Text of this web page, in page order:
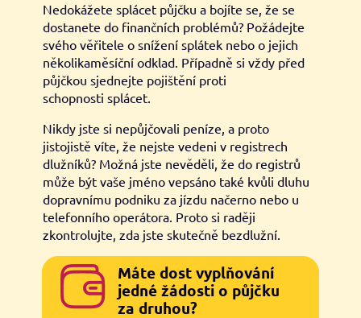
Nedokážete splácet půjčku a bojíte se, že se
dostanete do finančních problémů? Požádejte
svého věřitele o snížení splátek nebo o jejich
několikaměsíční odklad. Případně si vždy před
půjčkou sjednejte pojištění proti
schopnosti splácet.
Nikdy jste si nepůjčovali peníze, a proto
jistojistě víte, že nejste vedeni v registrech
dlužníků? Možná jste nevěděli, že do registrů
může být vaše jméno vepsáno také kvůli dluhu
dopravnímu podniku za jízdu načerno nebo u
telefonního operátora. Proto si raději
zkontrolujte, zda jste skutečně bezdlužní.
Máte dost vyplňování
jedné žádosti o půjčku
za druhou?